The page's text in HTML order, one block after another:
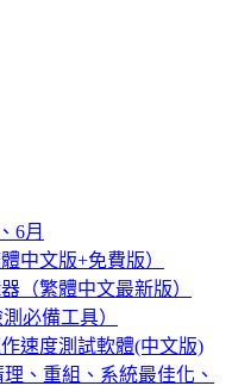
6月
中文版+免費版）
（繁體中文最新版）
必備工具）
作速度測試軟體(中文版)
理、重組、系統最佳化、